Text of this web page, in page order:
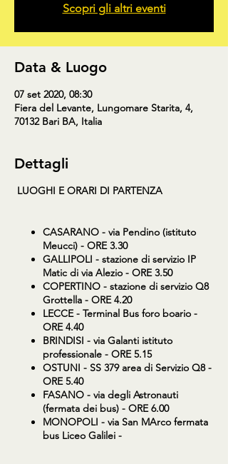
Scopri gli altri eventi
Data & Luogo
07 set 2020, 08:30
Fiera del Levante, Lungomare Starita, 4,
70132 Bari BA, Italia
Dettagli
LUOGHI E ORARI DI PARTENZA
CASARANO - via Pendino (istituto
Meucci) - ORE 3.30
GALLIPOLI - stazione di servizio IP
Matic di via Alezio - ORE 3.50
COPERTINO - stazione di servizio Q8
Grottella - ORE 4.20
LECCE - Terminal Bus foro boario -
ORE 4.40
BRINDISI - via Galanti istituto
professionale - ORE 5.15
OSTUNI - SS 379 area di Servizio Q8 -
ORE 5.40
FASANO - via degli Astronauti
(fermata dei bus) - ORE 6.00
MONOPOLI - via San MArco fermata
bus Liceo Galilei -